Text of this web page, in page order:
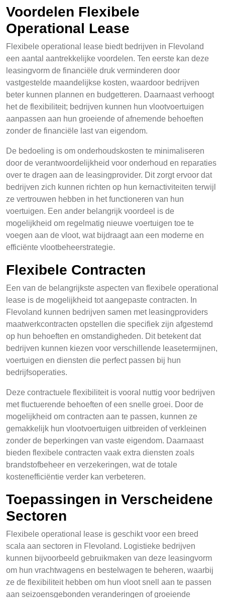
Voordelen Flexibele
Operational Lease
Flexibele operational lease biedt bedrijven in Flevoland
een aantal aantrekkelijke voordelen. Ten eerste kan deze
leasingvorm de financiële druk verminderen door
vastgestelde maandelijkse kosten, waardoor bedrijven
beter kunnen plannen en budgetteren. Daarnaast verhoogt
het de flexibiliteit; bedrijven kunnen hun vlootvoertuigen
aanpassen aan hun groeiende of afnemende behoeften
zonder de financiële last van eigendom.
De bedoeling is om onderhoudskosten te minimaliseren
door de verantwoordelijkheid voor onderhoud en reparaties
over te dragen aan de leasingprovider. Dit zorgt ervoor dat
bedrijven zich kunnen richten op hun kernactiviteiten terwijl
ze vertrouwen hebben in het functioneren van hun
voertuigen. Een ander belangrijk voordeel is de
mogelijkheid om regelmatig nieuwe voertuigen toe te
voegen aan de vloot, wat bijdraagt aan een moderne en
efficiënte vlootbeheerstrategie.
Flexibele Contracten
Een van de belangrijkste aspecten van flexibele operational
lease is de mogelijkheid tot aangepaste contracten. In
Flevoland kunnen bedrijven samen met leasingproviders
maatwerkcontracten opstellen die specifiek zijn afgestemd
op hun behoeften en omstandigheden. Dit betekent dat
bedrijven kunnen kiezen voor verschillende leasetermijnen,
voertuigen en diensten die perfect passen bij hun
bedrijfsoperaties.
Deze contractuele flexibiliteit is vooral nuttig voor bedrijven
met fluctuerende behoeften of een snelle groei. Door de
mogelijkheid om contracten aan te passen, kunnen ze
gemakkelijk hun vlootvoertuigen uitbreiden of verkleinen
zonder de beperkingen van vaste eigendom. Daarnaast
bieden flexibele contracten vaak extra diensten zoals
brandstofbeheer en verzekeringen, wat de totale
kostenefficiëntie verder kan verbeteren.
Toepassingen in Verscheidene
Sectoren
Flexibele operational lease is geschikt voor een breed
scala aan sectoren in Flevoland. Logistieke bedrijven
kunnen bijvoorbeeld gebruikmaken van deze leasingvorm
om hun vrachtwagens en bestelwagen te beheren, waarbij
ze de flexibiliteit hebben om hun vloot snell aan te passen
aan seizoensgebonden veranderingen of groeiende